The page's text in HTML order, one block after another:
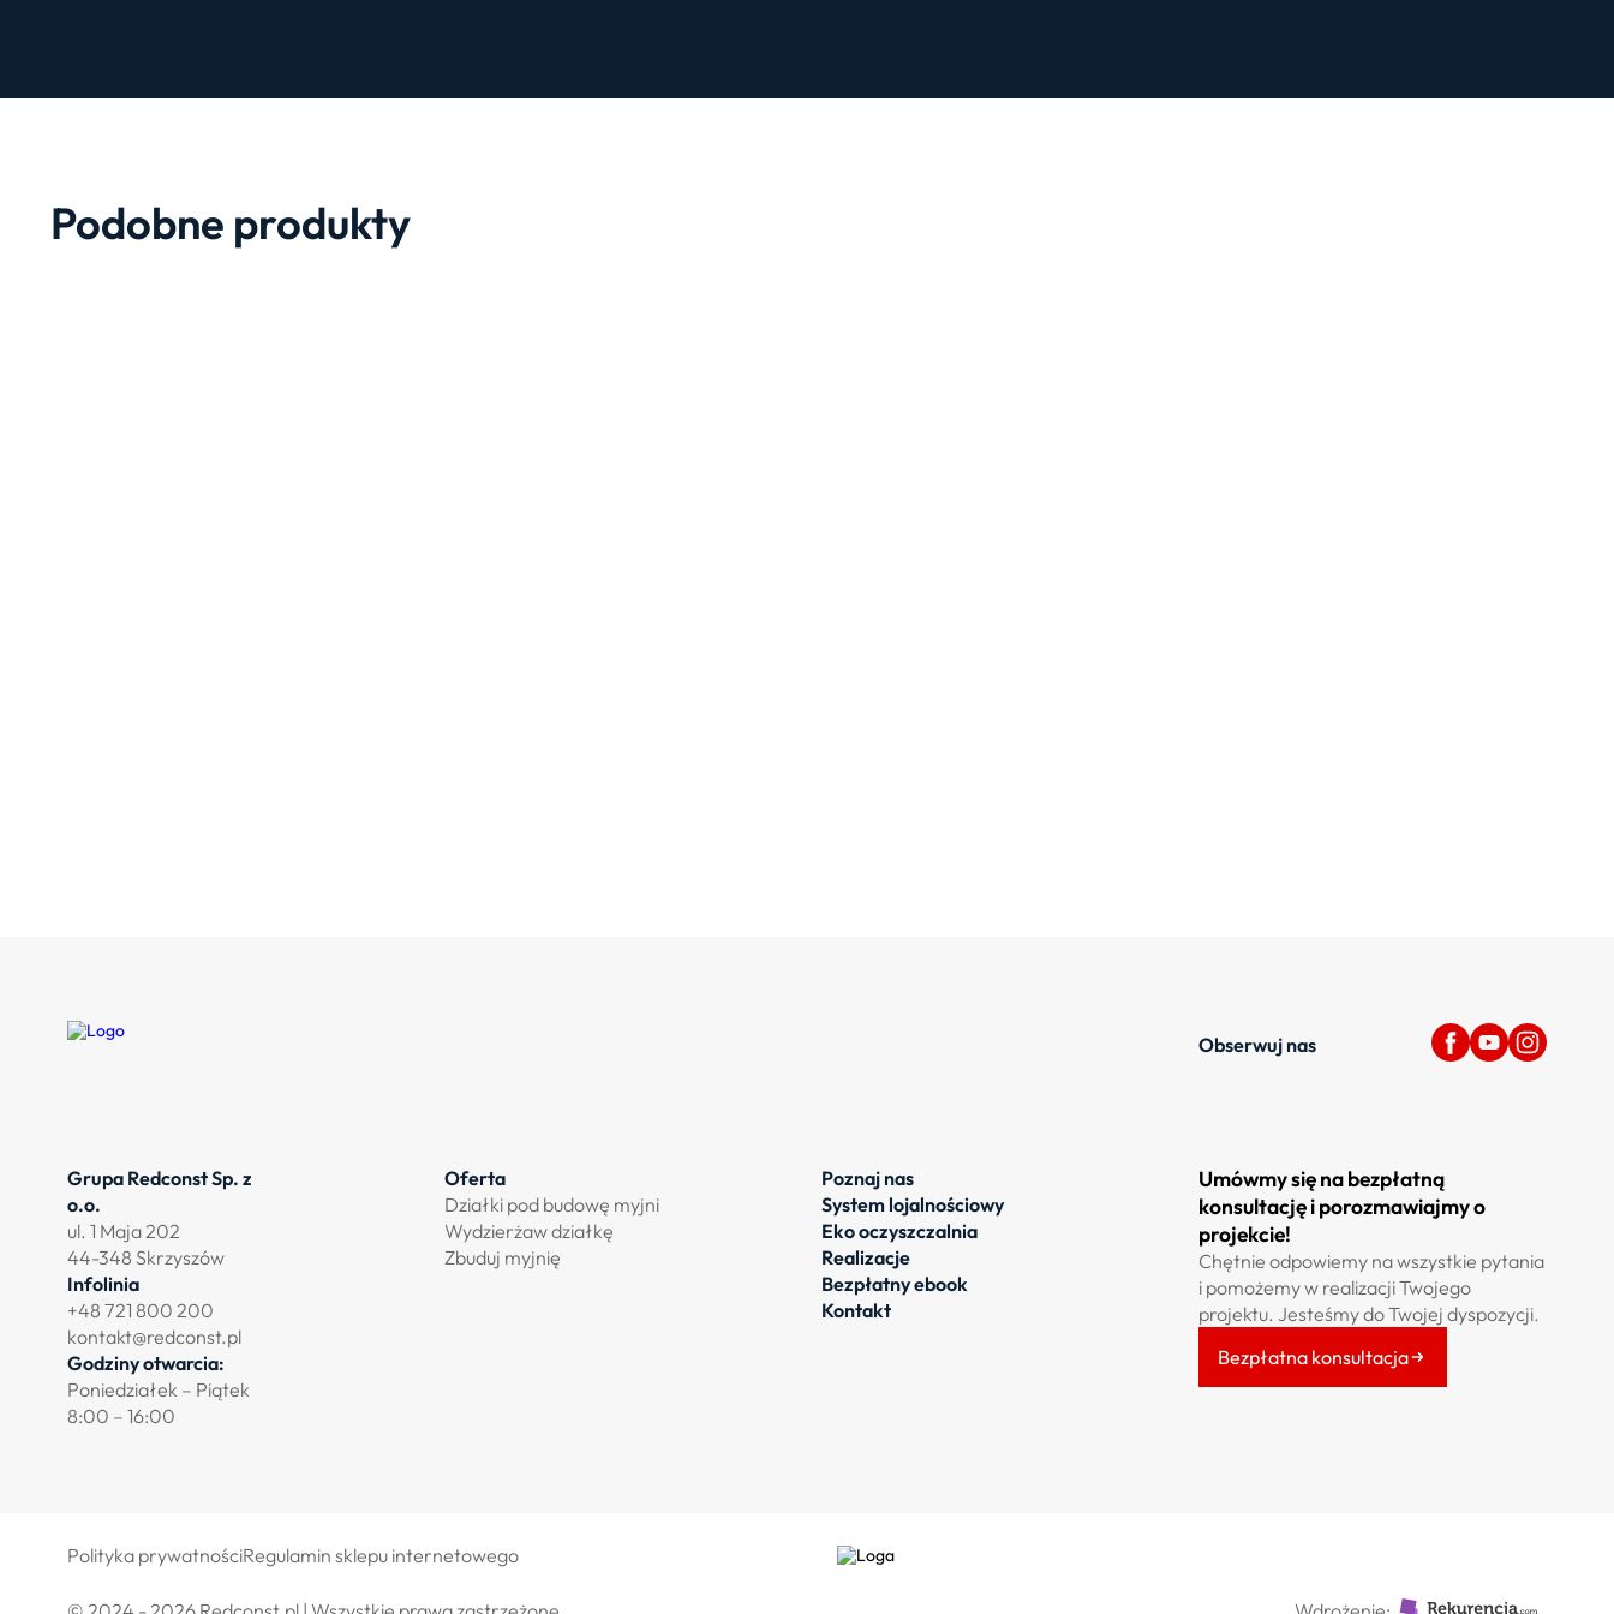
3/8″
Podobne produkty
Obserwuj nas
Grupa Redconst Sp. z
o.o.
ul. 1 Maja 202
44-348 Skrzyszów
Infolinia
+48 721 800 200
kontakt@redconst.pl
Godziny otwarcia:
Poniedziałek – Piątek
8:00 – 16:00
Oferta
Działki pod budowę myjni
Wydzierżaw działkę
Zbuduj myjnię
Poznaj nas
System lojalnościowy
Eko oczyszczalnia
Realizacje
Bezpłatny ebook
Kontakt
Umówmy się na bezpłatną
konsultację i porozmawiajmy o
projekcie!
Chętnie odpowiemy na wszystkie pytania
i pomożemy w realizacji Twojego
projektu. Jesteśmy do Twojej dyspozycji.
Bezpłatna konsultacja
Polityka prywatnościRegulamin sklepu internetowego